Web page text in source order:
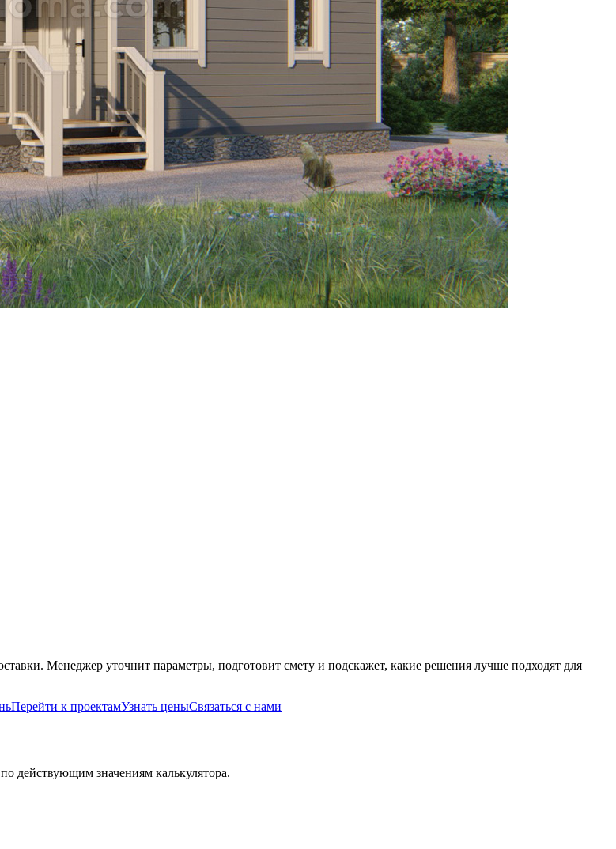
Менеджер уточнит параметры, подготовит смету и подскажет, какие решения лучше подходят для
Перейти к проектамУзнать ценыСвязаться с нами
действующим значениям калькулятора.